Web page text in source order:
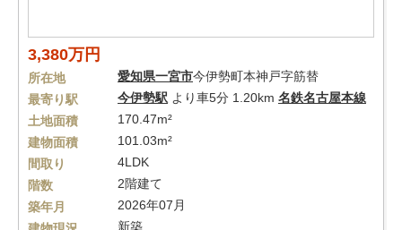
3,380万円
所在地 愛知県一宮市今伊勢町本神戸字筋替
最寄り駅
今伊勢駅 より車5分 1.20km 名鉄名古屋本線
土地面積
170.47m²
建物面積
101.03m²
間取り
4LDK
階数
2階建て
築年月
2026年07月
新築